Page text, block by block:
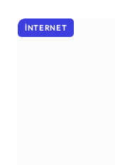
İNTERNET